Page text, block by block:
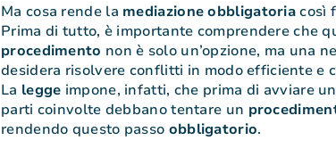
Ma cosa rende la mediazione obbligatoriacosì
Prima di tutto, è importante comprendere che
procedimento non è solo un’opzione, ma una
desidera risolvere conflitti in modo efficiente e
La legge impone, infatti, che prima di avviare
parti coinvolte debbano tentare un
rendendo questo passo obbligatorio.